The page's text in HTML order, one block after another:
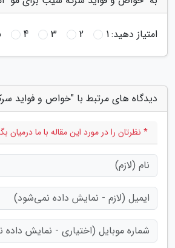
امتیاز دهید:1
2
3
4
دیدگاه های مرتبط با "خواص و فواید
* نظرتان را در مورد این مقاله با ما درمیان